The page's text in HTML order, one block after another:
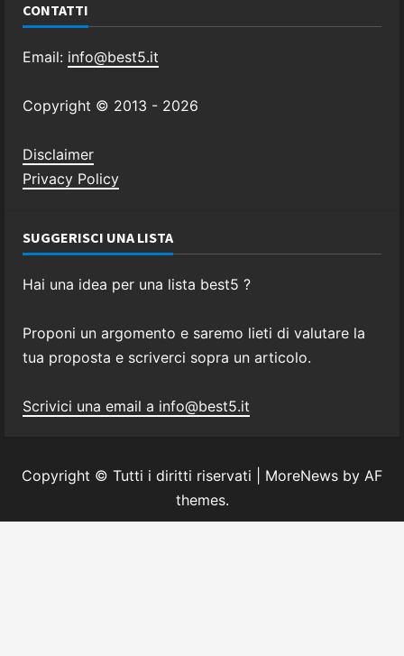
CONTATTI
Email: info@best5.it
Copyright © 2013 - 2026
Disclaimer
Privacy Policy
SUGGERISCI UNA LISTA
Hai una idea per una lista best5 ?
Proponi un argomento e saremo lieti di valutare la
tua proposta e scriverci sopra un articolo.
Scrivici una email a info@best5.it
Copyright © Tutti i diritti riservati MoreNews by AF
themes.